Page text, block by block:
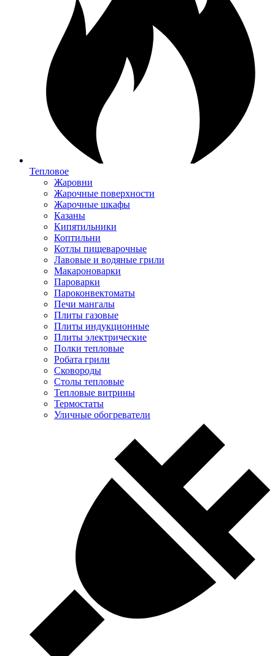
Тепловое
Жаровни
Жарочные поверхности
Жарочные шкафы
Казаны
Кипятильники
Коптильни
Котлы пищеварочные
Лавовые и водяные грили
Макароноварки
Пароварки
Пароконвектоматы
Печи мангалы
Плиты газовые
Плиты индукционные
Плиты электрические
Полки тепловые
Робата грили
Сковороды
Столы тепловые
Тепловые витрины
Термостаты
Уличные обогреватели